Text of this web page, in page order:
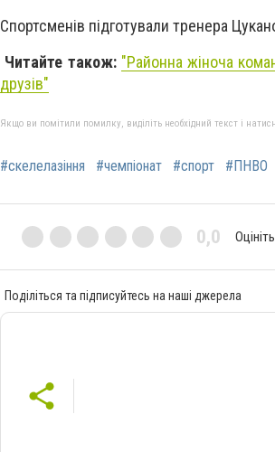
Спортсменів підготували тренера
Читайте також: "Районна жіноча
друзів"
Якщо ви помітили помилку, виділіть необхідний текст і
#скелелазіння #чемпіонат #спорт #ПНВО
0,0
Поділіться та підписуйтесь на наші джерела